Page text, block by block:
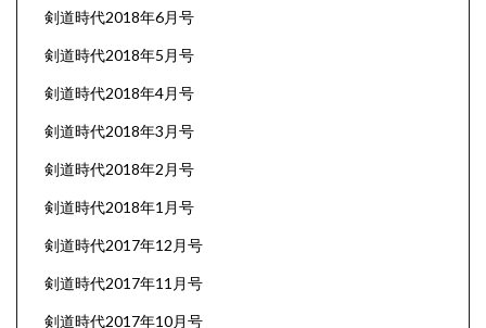
剣道時代2018年6月号
剣道時代2018年5月号
剣道時代2018年4月号
剣道時代2018年3月号
剣道時代2018年2月号
剣道時代2018年1月号
剣道時代2017年12月号
剣道時代2017年11月号
剣道時代2017年10月号